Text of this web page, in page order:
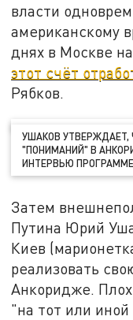
власти
американскому
днях в Москве
этот счёт
Рябков.
УШАКОВ УТВЕРЖДАЕТ,
"ПОНИМАНИЙ" В
ИНТЕРВЬЮ
Затем
Путина Юрий
Киев
реализовать
Анкоридже.
"на тот или